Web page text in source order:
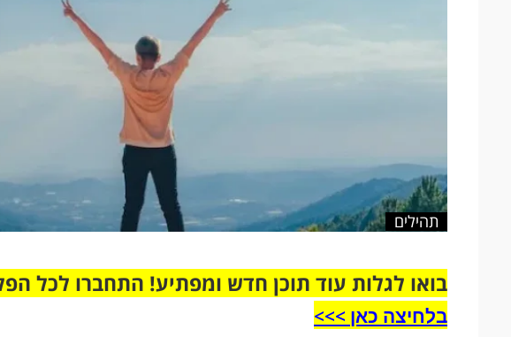
תהילים
בואו לגלות עוד תוכן חדש ומפתיע! התחברו לכל
בלחיצה כאן >>>​